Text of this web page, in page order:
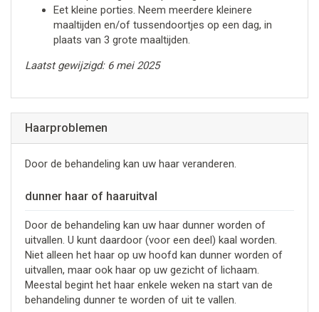
Eet kleine porties. Neem meerdere kleinere
maaltijden en/of tussendoortjes op een dag, in
plaats van 3 grote maaltijden.
Laatst gewijzigd: 6 mei 2025
Haarproblemen
Door de behandeling kan uw haar veranderen.
dunner haar of haaruitval
Door de behandeling kan uw haar dunner worden of
uitvallen. U kunt daardoor (voor een deel) kaal worden.
Niet alleen het haar op uw hoofd kan dunner worden of
uitvallen, maar ook haar op uw gezicht of lichaam.
Meestal begint het haar enkele weken na start van de
behandeling dunner te worden of uit te vallen.